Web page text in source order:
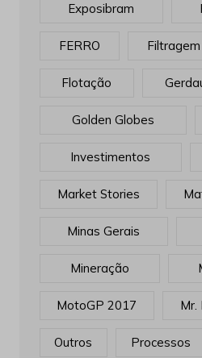
Exposibram
FERRO Filtragem
Flotação
Golden Globes
Investimentos
Market Stories
Minas Gerais
Mineração
MotoGP 2017 Mr.
Outros Processos